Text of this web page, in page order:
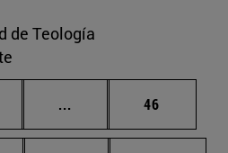
de Teología
... Páginas intermedias
Página
46